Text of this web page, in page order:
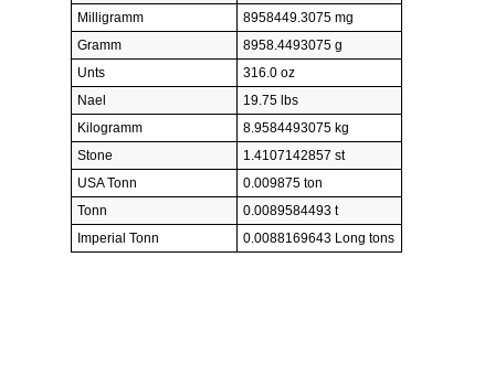
Milligramm
8958449.3075 mg
Gramm
8958.4493075 g
Unts
316.0 oz
Nael
19.75 lbs
Kilogramm
8.9584493075 kg
Stone
1.4107142857 st
USA Tonn
0.009875 ton
Tonn
0.0089584493 t
Imperial Tonn
0.0088169643 Long tons